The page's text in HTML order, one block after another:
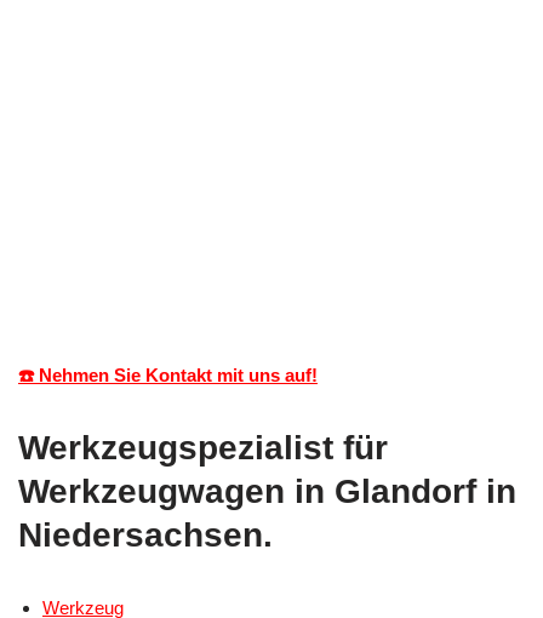
☎️ Nehmen Sie Kontakt mit uns auf!
Werkzeugspezialist für
Werkzeugwagen in Glandorf in
Niedersachsen.
Werkzeug